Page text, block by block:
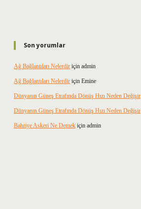
Son yorumlar
Ağ Bağlantıları Nelerdir için admin
Ağ Bağlantıları Nelerdir için Emine
Dünyanın Güneş Etrafında Dönüş Hızı Neden Değişir
Dünyanın Güneş Etrafında Dönüş Hızı Neden Değişir
Bahriye Askeri Ne Demek için admin